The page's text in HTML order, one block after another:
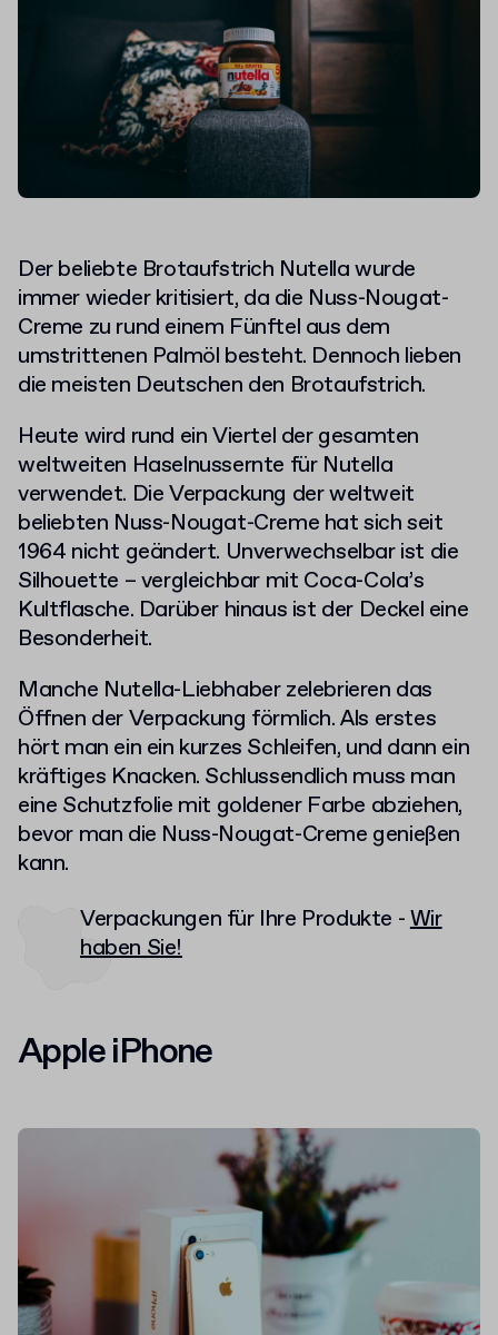
Der beliebte Brotaufstrich Nutella wurde
immer wieder kritisiert, da die Nuss-Nougat-
Creme zu rund einem Fünftel aus dem
umstrittenen Palmöl besteht. Dennoch lieben
die meisten Deutschen den Brotaufstrich.
Heute wird rund ein Viertel der gesamten
weltweiten Haselnussernte für Nutella
verwendet. Die Verpackung der weltweit
beliebten Nuss-Nougat-Creme hat sich seit
1964 nicht geändert. Unverwechselbar ist die
Silhouette – vergleichbar mit Coca-Cola’s
Kultflasche. Darüber hinaus ist der Deckel eine
Besonderheit.
Manche Nutella-Liebhaber zelebrieren das
Öffnen der Verpackung förmlich. Als erstes
hört man ein ein kurzes Schleifen, und dann ein
kräftiges Knacken. Schlussendlich muss man
eine Schutzfolie mit goldener Farbe abziehen,
bevor man die Nuss-Nougat-Creme genießen
kann.
Verpackungen für Ihre Produkte -Wir
haben Sie!
Apple iPhone